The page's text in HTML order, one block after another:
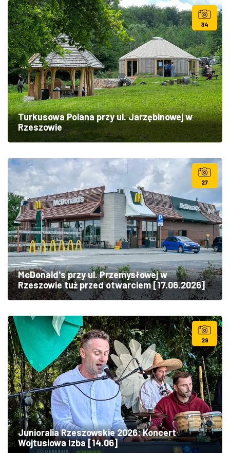
34
Turkusowa Polana przy ul. Jarzębinowej w
Rzeszowie
27
McDonald's przy ul. Przemysłowej w
Rzeszowie tuż przed otwarciem [17.06.2026]
29
Junioralia Rzeszowskie 2026: Koncert
Wojtusiowa Izba [14.06]